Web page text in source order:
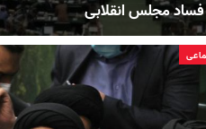
مجلس انقلابی